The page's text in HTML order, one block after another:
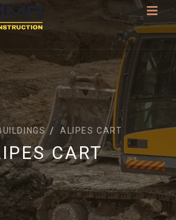
ALIPES CART
CART